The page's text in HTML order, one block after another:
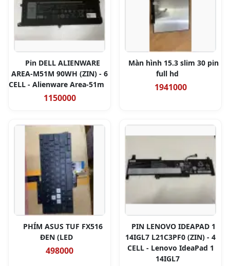
Pin DELL ALIENWARE
AREA-M51M 90WH (ZIN) - 6
CELL - Alienware Area-51m
1150000
Màn hình 15.3 slim 30 pin
full hd
1941000
PHÍM ASUS TUF FX516
ĐEN (LED
498000
PIN LENOVO IDEAPAD 1
14IGL7 L21C3PF0 (ZIN) - 4
CELL - Lenovo IdeaPad 1
14IGL7